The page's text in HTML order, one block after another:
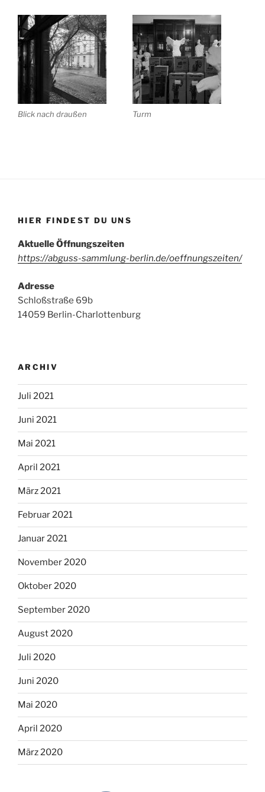
Blick nach draußen Turm
HIER FINDEST DU UNS
Aktuelle Öffnungszeiten
https://abguss-sammlung-berlin.de/oeffnungszeiten/
Adresse
Schloßstraße 69b
14059 Berlin-Charlottenburg
ARCHIV
Juli 2021
Juni 2021
Mai 2021
April 2021
März 2021
Februar 2021
Januar 2021
November 2020
Oktober 2020
September 2020
August 2020
Juli 2020
Juni 2020
Mai 2020
April 2020
März 2020